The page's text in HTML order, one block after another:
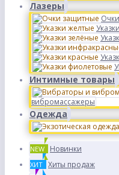
Лазеры
Интимные товары
вибромассажеры
Одежда
NEW Новинки
ХИТ Хиты продаж